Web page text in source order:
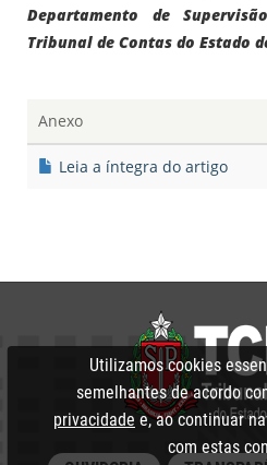
Departamento de
Tribunal de Contas do Estado
Anexo
Leia a íntegra do artigo
Utilizamos cookies
semelhantes de acordo
privacidadee, ao continuar
com estas